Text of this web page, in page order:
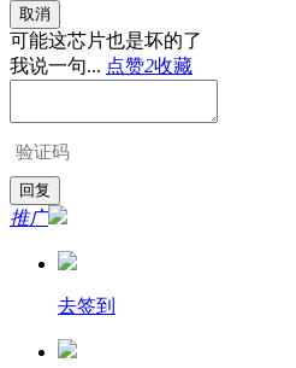
取消
可能这芯片也是坏的了
我说一句... 点赞2收藏
推广
去签到